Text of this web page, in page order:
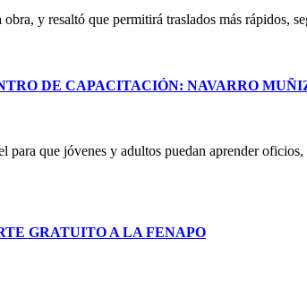
y resaltó que permitirá traslados más rápidos,
DE CAPACITACIÓN: NAVARRO
que jóvenes y adultos puedan aprender
GRATUITO A LA FENAPO